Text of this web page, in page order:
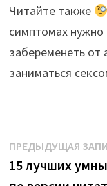
Читайте также
симптомах
забеременеть от
заниматься
Навигация
по
ПРЕДЫДУЩАЯ
15 лучших